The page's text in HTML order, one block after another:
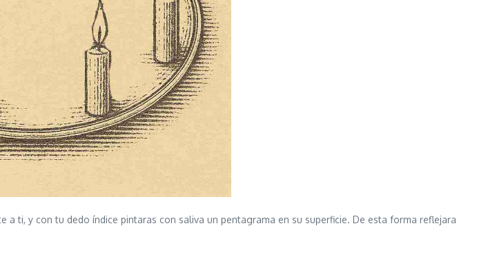
ti, y con tu dedo índice pintaras con saliva un pentagrama en su superficie. De esta forma reflejara